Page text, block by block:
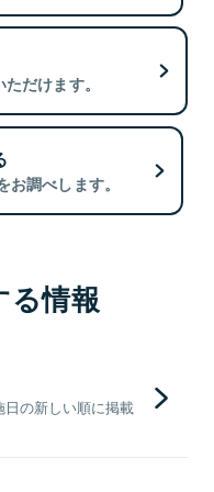
だけます。
調べします。
る情報
の新しい順に掲載